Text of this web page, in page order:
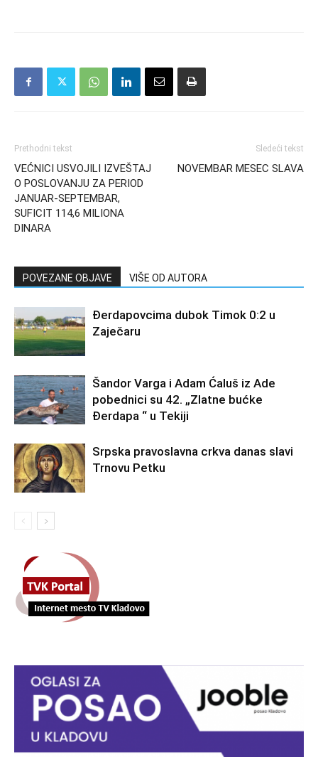
Prethodni tekst
VEĆNICI USVOJILI IZVEŠTAJ
O POSLOVANJU ZA PERIOD
JANUAR-SEPTEMBAR,
SUFICIT 114,6 MILIONA
DINARA
Sledeći tekst
NOVEMBAR MESEC SLAVA
POVEZANE OBJAVE VIŠE OD AUTORA
Đerdapovcima dubok Timok 0:2 u
Zaječaru
Šandor Varga i Adam Ćaluš iz Ade
pobednici su 42. „Zlatne bućke
Đerdapa “ u Tekiji
Srpska pravoslavna crkva danas slavi
Trnovu Petku